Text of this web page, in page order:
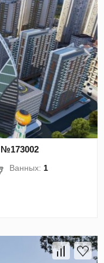
№173002
Ванных: 1